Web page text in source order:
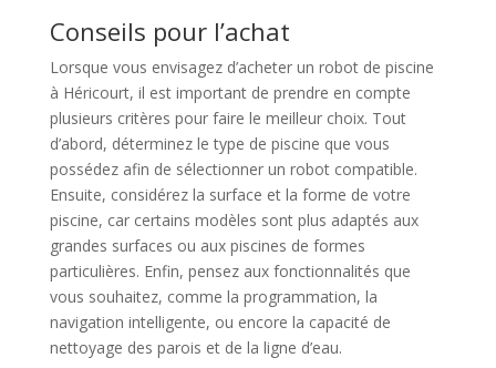
Conseils pour l’achat
Lorsque vous envisagez d’acheter un robot de piscine
à Héricourt, il est important de prendre en compte
plusieurs critères pour faire le meilleur choix. Tout
d’abord, déterminez le type de piscine que vous
possédez afin de sélectionner un robot compatible.
Ensuite, considérez la surface et la forme de votre
piscine, car certains modèles sont plus adaptés aux
grandes surfaces ou aux piscines de formes
particulières. Enfin, pensez aux fonctionnalités que
vous souhaitez, comme la programmation, la
navigation intelligente, ou encore la capacité de
nettoyage des parois et de la ligne d’eau.